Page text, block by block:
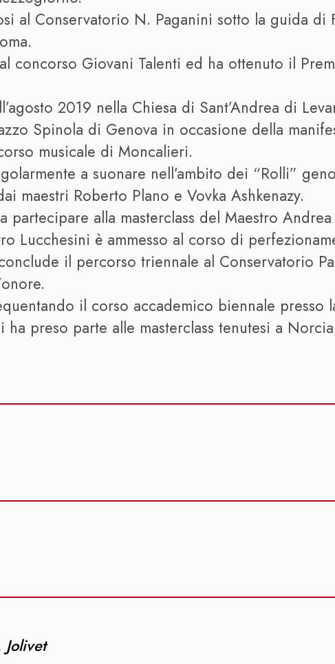
al Conservatorio N. Paganini sotto la guida di
concorso Giovani Talenti ed ha ottenuto il
2019 nella Chiesa di Sant’Andrea di
Spinola di Genova in occasione della
musicale di Moncalieri.
a suonare nell’ambito dei “Rolli”
maestri Roberto Plano e Vovka Ashkenazy.
partecipare alla masterclass del Maestro
Lucchesini è ammesso al corso di
il percorso triennale al Conservatorio
il corso accademico biennale presso
preso parte alle masterclass tenutesi a